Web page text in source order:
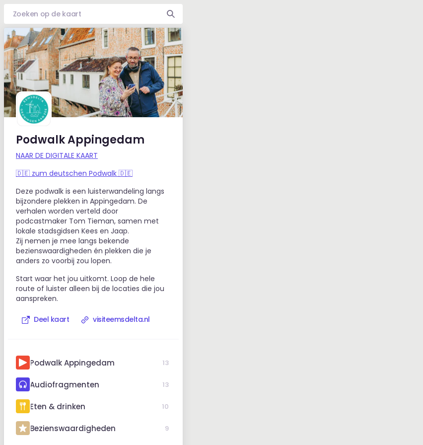
Podwalk Appingedam
NAAR DE DIGITALE KAART
🇩🇪 zum deutschen Podwalk 🇩🇪
Deze podwalk is een luisterwandeling langs
bijzondere plekken in Appingedam. De
verhalen worden verteld door
podcastmaker Tom Tieman, samen met
lokale stadsgidsen Kees en Jaap.
Zij nemen je mee langs bekende
bezienswaardigheden én plekken die je
anders zo voorbij zou lopen.
Start waar het jou uitkomt. Loop de hele
route of luister alleen bij de locaties die jou
aanspreken.
Deel kaart visiteemsdelta.nl
Podwalk Appingedam 13
Audiofragmenten 13
Eten & drinken 10
Bezienswaardigheden 9